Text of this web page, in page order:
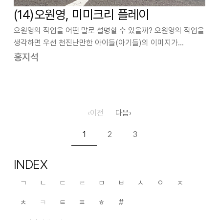
(14)오원영, 미미크리 플레이
오원영의 작업을 어떤 말로 설명할 수 있을까? 오원영의 작업을
생각하면 우선 천진난만한 아이들(아기들)의 이미지가
떠오른다. 4등신의 체형에 작은 손, 작은 발, 그리고 귀엽기
홍지석
‹이전
1 2 3
다음›
INDEX
ㄱ ㄴ ㄷ ㄹ ㅁ ㅂ ㅅ ㅇ ㅈ
ㅊ ㅋ ㅌ ㅍ ㅎ #